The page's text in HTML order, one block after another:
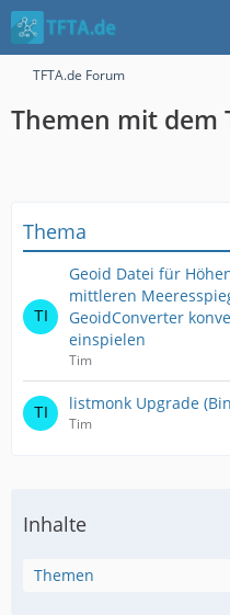
TFTA.de Forum
Themen mit dem
Thema
Geoid Datei für
mittleren
GeoidConverter
einspielen
Tim
listmonk Upgrade
Tim
Inhalte
Themen